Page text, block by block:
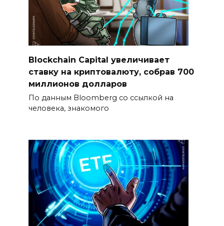
Blockchain Capital увеличивает
ставку на криптовалюту, собрав 700
миллионов долларов
По данным Bloomberg со ссылкой на
человека, знакомого